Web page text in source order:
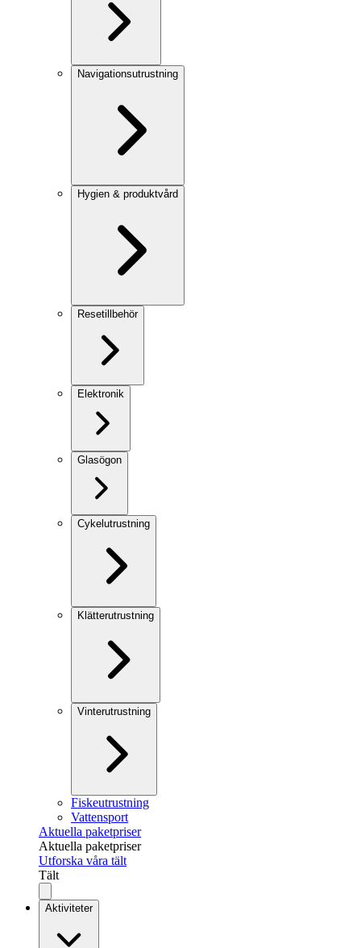
Navigationsutrustning
Hygien & produktvård
Resetillbehör
Elektronik
Glasögon
Cykelutrustning
Klätterutrustning
Vinterutrustning
Fiskeutrustning
Vattensport
Aktuella paketpriser
Aktuella paketpriser
Utforska våra tält
Tält
Aktiviteter